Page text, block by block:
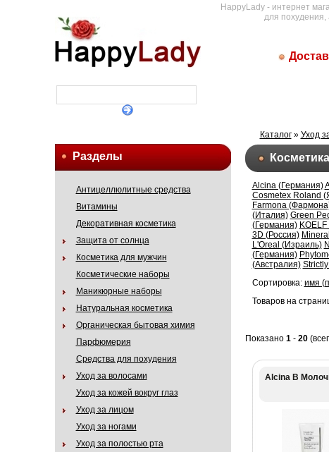
HappyLady - интернет
для похудения,
Разделы
Антицеллюлитные средства
Витамины
Декоративная косметика
Защита от солнца
Косметика для мужчин
Косметические наборы
Маникюрные наборы
Натуральная косметика
Органическая бытовая химия
Парфюмерия
Средства для похудения
Уход за волосами
Уход за кожей вокруг глаз
Уход за лицом
Уход за ногами
Уход за полостью рта
Каталог» Уход
Alcina (Германия)
Cosmetex Roland
Farmona
(Италия) Green
(Германия)
3D (Россия)
L'Oreal (Израиль)
(Германия)
(Австралия)
Сортировка: имя
Товаров на
Показано 1 - 20
Alcina B